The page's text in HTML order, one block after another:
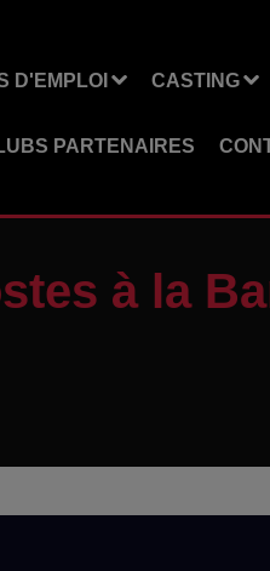
D'EMPLOI CASTING
PARTENAIRES
à la